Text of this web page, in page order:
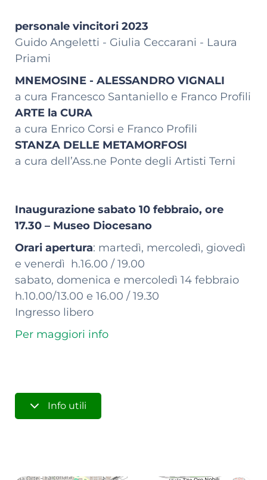
personale vincitori 2023
Guido Angeletti - Giulia Ceccarani - Laura
Priami
MNEMOSINE - ALESSANDRO VIGNALI
a cura Francesco Santaniello e Franco Profili
ARTE la CURA
a cura Enrico Corsi e Franco Profili
STANZA DELLE METAMORFOSI
a cura dell’Ass.ne Ponte degli Artisti Terni
Inaugurazione sabato 10 febbraio, ore
17.30 – Museo Diocesano
Orari apertura: martedì, mercoledì, giovedì
e venerdì h.16.00 / 19.00
sabato, domenica e mercoledì 14 febbraio
h.10.00/13.00 e 16.00 / 19.30
Ingresso libero
Per maggiori info
Info utili